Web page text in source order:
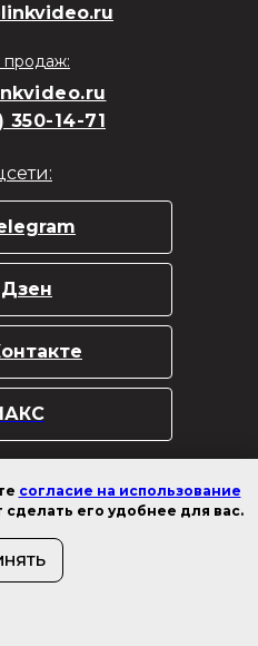
согласие на использование
сделать его удобнее для вас.
информации
Дзен
продаж:
350-14-71